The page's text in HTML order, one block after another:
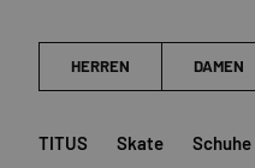
TITUS Skate Schuhe